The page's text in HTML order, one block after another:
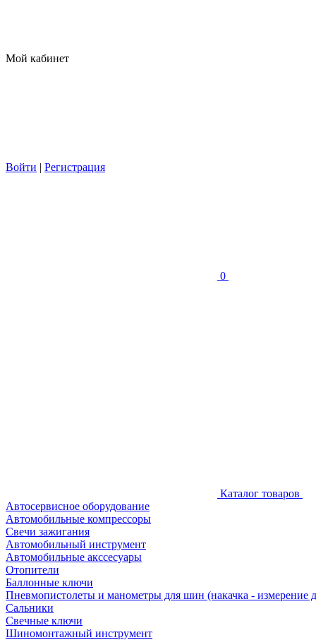
Мой кабинет
Войти | Регистрация
0
Каталог товаров
Автосервисное оборудование
Автомобильные компрессоры
Свечи зажигания
Автомобильный инструмент
Автомобильные акссесуары
Отопители
Баллонные ключи
Пневмопистолеты и манометры для шин (накачка - измерение
Сальники
Свечные ключи
Шиномонтажный инструмент